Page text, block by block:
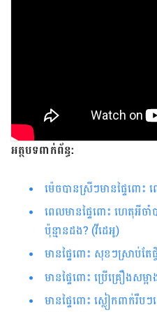
អត្ថបទពាក់ព័ន្ធ:
ម៉េចបាន​ស្រីៗមានផ្ទៃពោះ
ពេលមានផ្ទៃពោះ ហេតុអី
ប៉ុន្មានដង? (វីដេអូ)
មានផ្ទៃពោះ សុខៗស្រាប់ត
មានផ្ទៃពោះ ប្រើគ្រឿងសម្អ
មានផ្ទៃពោះ ស្លៀកពាក់រឹប